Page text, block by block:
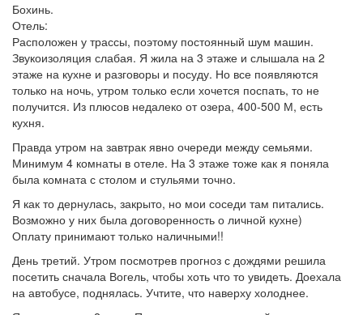
Бохинь.
Отель:
Расположен у трассы, поэтому постоянный шум машин.
Звукоизоляция слабая. Я жила на 3 этаже и слышала на 2
этаже на кухне и разговоры и посуду. Но все появляются
только на ночь, утром только если хочется поспать, то не
получится. Из плюсов недалеко от озера, 400-500 М, есть
кухня.
Правда утром на завтрак явно очереди между семьями.
Минимум 4 комнаты в отеле. На 3 этаже тоже как я поняла
была комната с столом и стульями точно.
Я как то дернулась, закрыто, но мои соседи там питались.
Возможно у них была договоренность о личной кухне)
Оплату принимают только наличными!!
День третий. Утром посмотрев прогноз с дождями решила
посетить сначала Вогель, чтобы хоть что то увидеть. Доехала
на автобусе, поднялась. Учтите, что наверху холоднее.